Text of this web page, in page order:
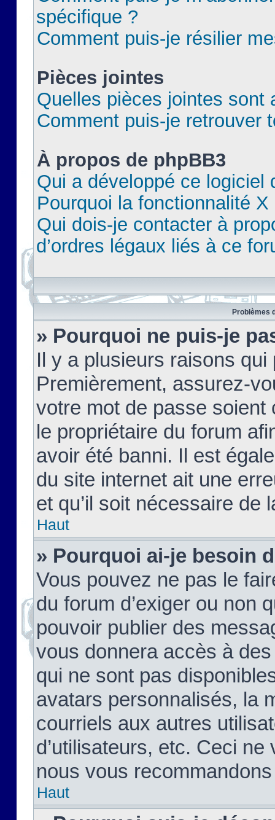
spécifique ?
Comment puis-je résilier
Pièces jointes
Quelles pièces jointes sont
Comment puis-je retrouver
À propos de phpBB3
Qui a développé ce logiciel
Pourquoi la fonctionnalité X
Qui dois-je contacter à
d’ordres légaux liés à ce
Problèmes
» Pourquoi ne puis-je
Il y a plusieurs raisons
Premièrement, assurez-
votre mot de passe soient
le propriétaire du forum
avoir été banni. Il est
du site internet ait une
et qu’il soit nécessaire de
Haut
» Pourquoi ai-je besoin
Vous pouvez ne pas le
du forum d’exiger ou non
pouvoir publier des
vous donnera accès à
qui ne sont pas
avatars personnalisés, la
courriels aux autres
d’utilisateurs, etc. Ceci
nous vous
Haut